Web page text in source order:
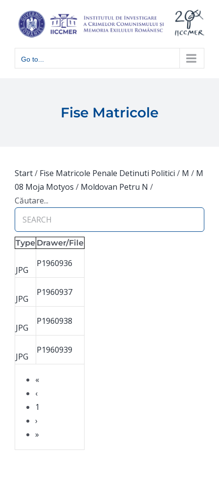
content
Go to...
Fise Matricole
Start/ Fise Matricole Penale Detinuti Politici / M / M
08 Moja Motyos / Moldovan Petru N /
Căutare...
Type Drawer/File
«
‹
1
›
»
JPG
P1960936
JPG
P1960937
JPG
P1960938
JPG
P1960939